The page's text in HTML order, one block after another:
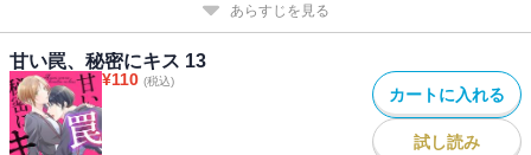
あらすじを見る
甘い罠、秘密にキス 13
¥110 (税込)
カートに入れる
試し読み